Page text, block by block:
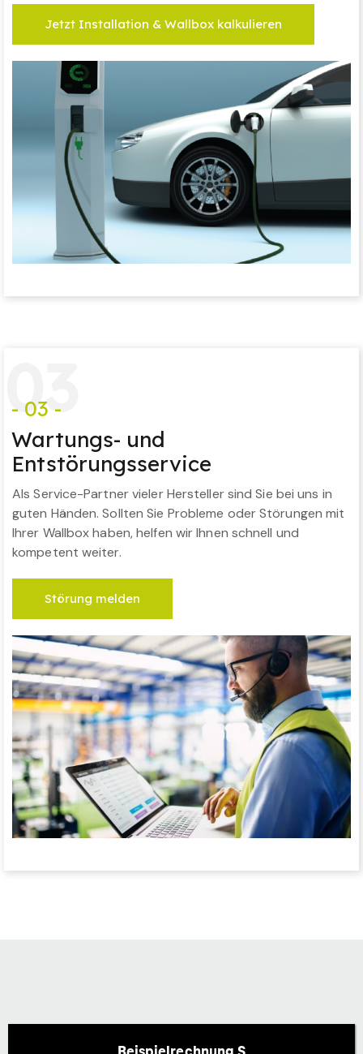
Jetzt Installation & Wallbox kalkulieren
03
- 03 -
Wartungs- und
Entstörungsservice
Als Service-Partner vieler Hersteller sind Sie bei uns in
guten Händen. Sollten Sie Probleme oder Störungen mit
Ihrer Wallbox haben, helfen wir Ihnen schnell und
kompetent weiter.
Störung melden